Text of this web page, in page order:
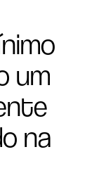
um
na